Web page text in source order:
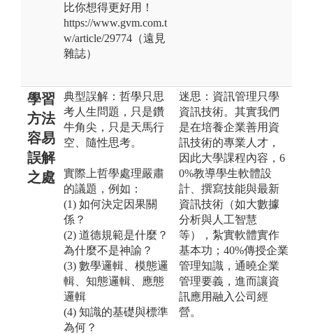
比你想得更好用！
https://www.gvm.com.t
w/article/29774（遠見
雜誌）
學習
方法
容易
誤解
之處
典型誤解：哲學只思
考人生問題，只是鑽
牛角尖，只是天馬行
空、隨性思考。
實際上哲學處理嚴肅
的議題，例如：
(1) 如何決定因果關
係？
(2) 道德規範是什麼？
為什麼不是神諭？
(3) 數學邏輯、模態邏
輯、知態邏輯、應態
邏輯
(4) 知識的基礎與標準
為何？
迷思：資訊管理只學
資訊技術。其實我們
是在培養企業善用資
訊技術的專業人才，
因此大學課程內容，6
0%教導學生軟體設
計、撰寫技能與最新
資訊技術（如大數據
分析與人工智慧
等），紮實軟體實作
基本功；40%傳授企業
管理知識，通曉企業
管理要義，進而讓資
訊應用融入公司經
營。